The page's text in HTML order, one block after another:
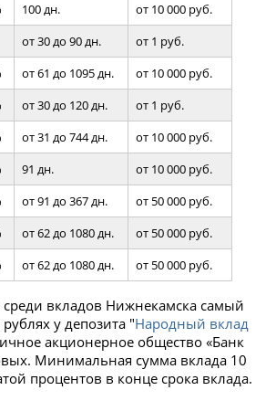
100 дн.
от 10 000 руб.
от 30 до 90 дн.
от 1 руб.
от 61 до 1095 дн.
от 10 000 руб.
от 30 до 120 дн.
от 1 руб.
от 31 до 744 дн.
от 10 000 руб.
91 дн.
от 10 000 руб.
от 91 до 367 дн.
от 50 000 руб.
от 62 до 1080 дн.
от 50 000 руб.
от 62 до 1080 дн. от 50 000 руб.
среди вкладов Нижнекамска самый
у депозита "Народный вклад
акционерное общество «Банк
Минимальная сумма вклада 10
процентов в конце срока вклада.